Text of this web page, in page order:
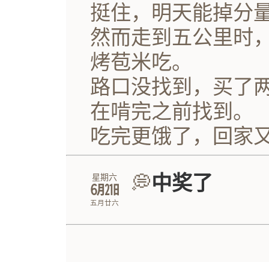
挺住，明天能掉分
然而走到五公里时
烤苞米吃。
路口没找到，买了
在啃完之前找到。
吃完更饿了，回家
星期六
㋅㏴
五月廿六
💭中奖了